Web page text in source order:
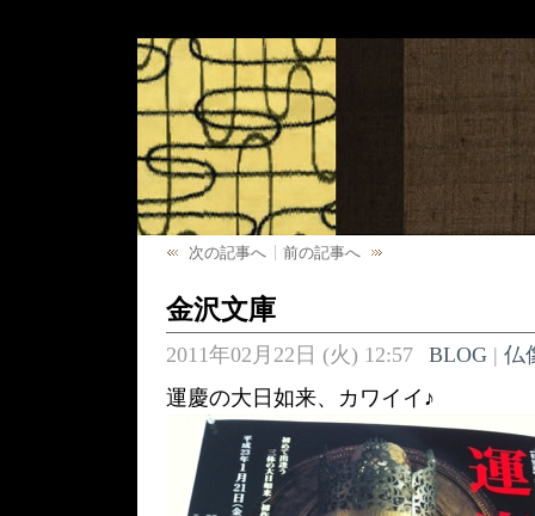
次の記事へ 前の記事へ
金沢文庫
2011年02月22日 (火) 12:57 BLOG| 仏
運慶の大日如来、カワイイ♪